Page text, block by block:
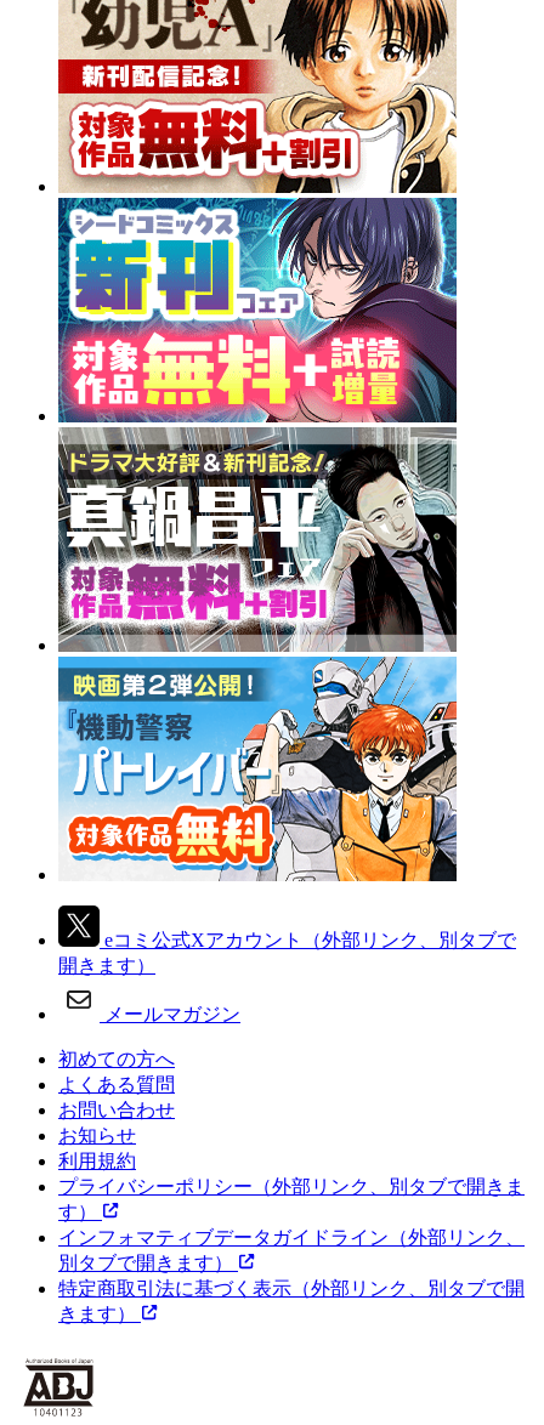
eコミ公式Xアカウント
（外部リンク、別タブで
開きます）
メールマガジン
初めての方へ
よくある質問
お問い合わせ
お知らせ
利用規約
プライバシーポリシー （外部リンク、別タブで開きま
す）
インフォマティブデータガイドライン （外部リンク、
別タブで開きます）
特定商取引法に基づく表示 （外部リンク、別タブで開
きます）